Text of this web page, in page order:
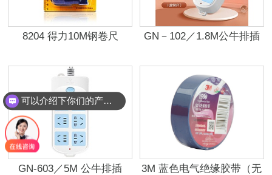
8204 得力10M钢卷尺 GN－102／1.8M公牛排插
GN-603／5M 公牛排插
3M 蓝色电气绝缘胶带（无
可以介绍下你们的产品么？